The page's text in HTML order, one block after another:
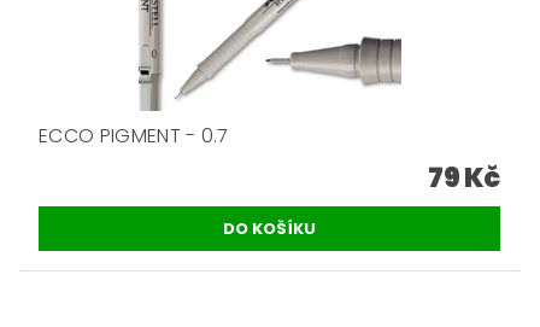
ECCO PIGMENT - 0.7
79 Kč